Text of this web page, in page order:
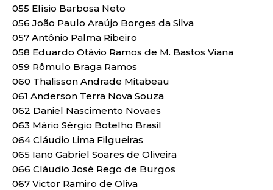
055 Elísio Barbosa Neto
056 João Paulo Araújo Borges da Silva
057 Antônio Palma Ribeiro
058 Eduardo Otávio Ramos de M. Bastos Viana
059 Rômulo Braga Ramos
060 Thalisson Andrade Mitabeau
061 Anderson Terra Nova Souza
062 Daniel Nascimento Novaes
063 Mário Sérgio Botelho Brasil
064 Cláudio Lima Filgueiras
065 Iano Gabriel Soares de Oliveira
066 Cláudio José Rego de Burgos
067 Victor Ramiro de Oliva